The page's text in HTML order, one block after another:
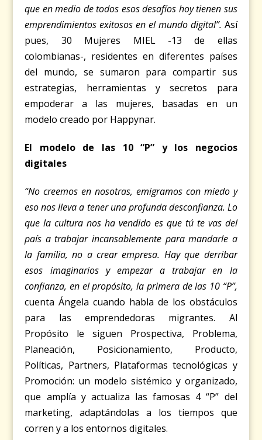
que en medio de todos esos desafíos hoy tienen sus
emprendimientos exitosos en el mundo digital”. Así
pues, 30 Mujeres MIEL -13 de ellas
colombianas-, residentes en diferentes países
del mundo, se sumaron para compartir sus
estrategias, herramientas y secretos para
empoderar a las mujeres, basadas en un
modelo creado por Happynar.
El modelo de las 10 “P” y los negocios
digitales
“No creemos en nosotras, emigramos con miedo y
eso nos lleva a tener una profunda desconfianza. Lo
que la cultura nos ha vendido es que tú te vas del
país a trabajar incansablemente para mandarle a
la familia, no a crear empresa. Hay que derribar
esos imaginarios y empezar a trabajar en la
confianza, en el propósito, la primera de las 10 “P”,
cuenta Ángela cuando habla de los obstáculos
para las emprendedoras migrantes. Al
Propósito le siguen Prospectiva, Problema,
Planeación, Posicionamiento, Producto,
Políticas, Partners, Plataformas tecnológicas y
Promoción: un modelo sistémico y organizado,
que amplía y actualiza las famosas 4 “P” del
marketing, adaptándolas a los tiempos que
corren y a los entornos digitales.